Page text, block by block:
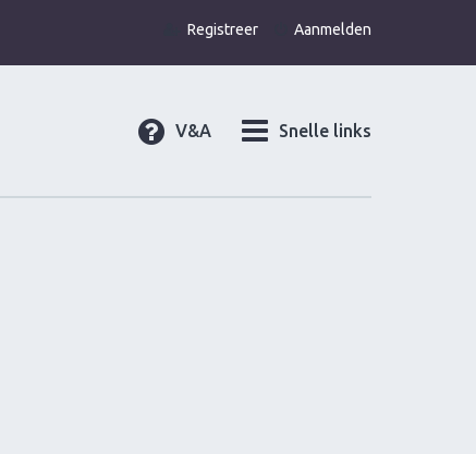
Aanmelden
Registreer
Snelle links
V&A